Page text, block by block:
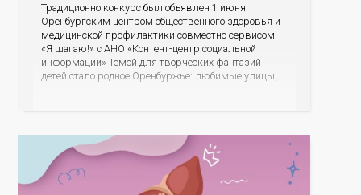
Традиционно конкурс был объявлен 1 июня
Оренбургским центром общественного здоровья и
медицинской профилактики совместно сервисом
«Я шагаю!» с АНО «Контент-центр социальной
информации» Темой для творческих фантазий
детей стало родное Оренбуржье: любимые улицы,